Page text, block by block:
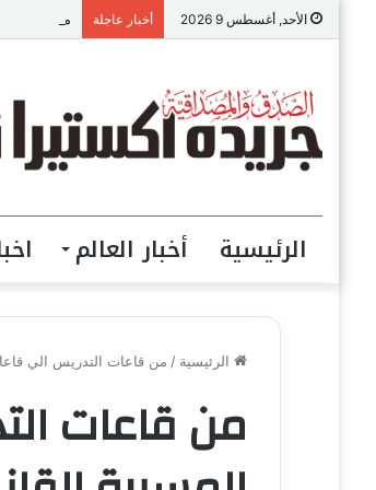
الأحد, أغسطس 9 2026 أخبار عاجلة مجموعة شركات ملجراميكال..
الرئيسية أخبار العالم
الرئيسية / من قاعات التدريس الي
من قاعات